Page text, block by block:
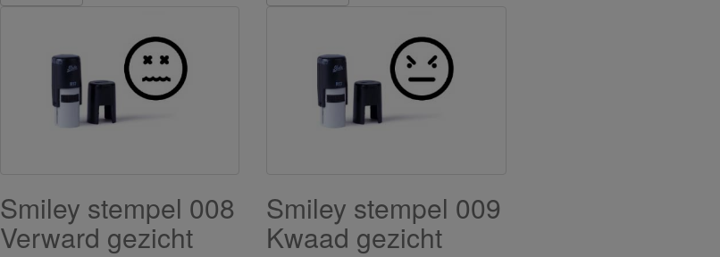
Smiley stempel 008
Verward gezicht
Smiley stempel 009
Kwaad gezicht